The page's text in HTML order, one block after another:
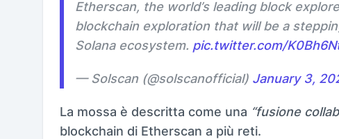
Etherscan, the world’s leading block
blockchain exploration that will be a
Solana ecosystem. pic.twitter.com/
— Solscan (@solscanofficial) January 3,
La mossa è descritta come una “fusione
blockchain di Etherscan a più reti.